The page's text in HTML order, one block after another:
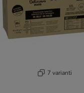
7 varianti